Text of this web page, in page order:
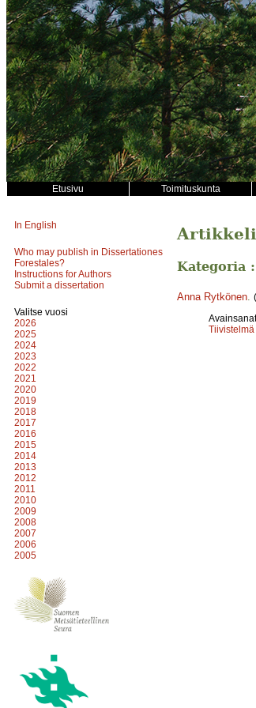
Etusivu Toimituskunta
In English
Who may publish in Dissertationes
Forestales?
Instructions for Authors
Submit a dissertation
Valitse vuosi
2026
2025
2024
2023
2022
2021
2020
2019
2018
2017
2016
2015
2014
2013
2012
2011
2010
2009
2008
2007
2006
2005
Kategoria
Anna Rytkönen
Tiivistelmä